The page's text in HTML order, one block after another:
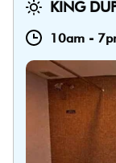
KING
10am -